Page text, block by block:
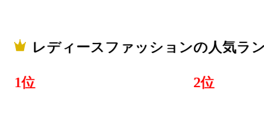
レディースファッションの人気ラ
1位 2位